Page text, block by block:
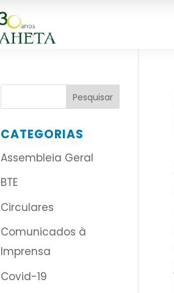
CATEGORIAS
Assembleia Geral
BTE
Circulares
Comunicados à
Imprensa
Covid-19